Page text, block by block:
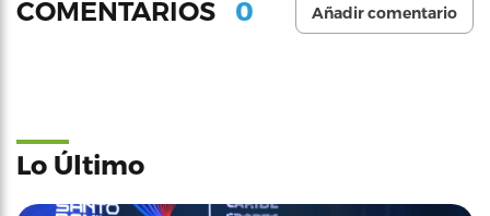
COMENTARIOS 0 Añadir comentario
Lo Último